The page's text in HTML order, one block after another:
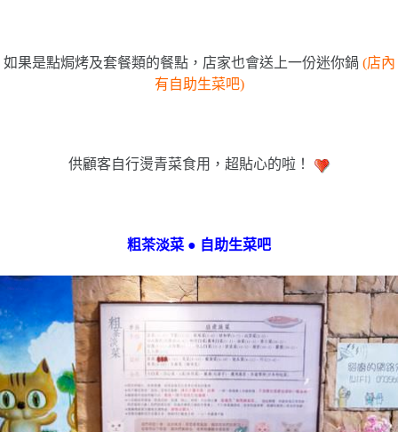
如果是點焗烤及套餐類的餐點，店家也會送上一份迷你鍋 (店內
有自助生菜吧)
供顧客自行燙青菜食用，超貼心的啦！
粗茶淡菜 ● 自助生菜吧